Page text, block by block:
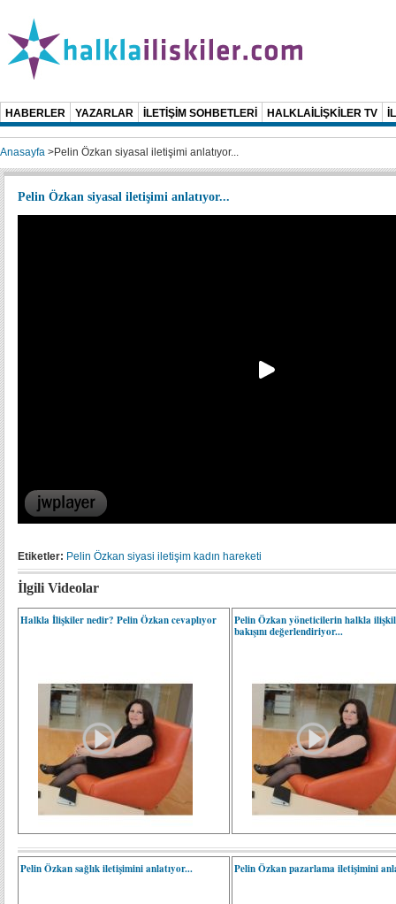
HABERLER YAZARLAR İLETİŞİM SOHBETLERİ HALKLAİLİŞKİLER TV
Anasayfa >Pelin Özkan siyasal iletişimi anlatıyor...
Pelin Özkan siyasal iletişimi anlatıyor...
Etiketler: Pelin Özkan siyasi iletişim kadın hareketi
İlgili Videolar
Halkla İlişkiler nedir? Pelin Özkan cevaplıyor
Pelin Özkan yöneticilerin halkla
bakışını değerlendiriyor...
Pelin Özkan sağlık iletişimini anlatıyor... Pelin Özkan pazarlama iletişimini